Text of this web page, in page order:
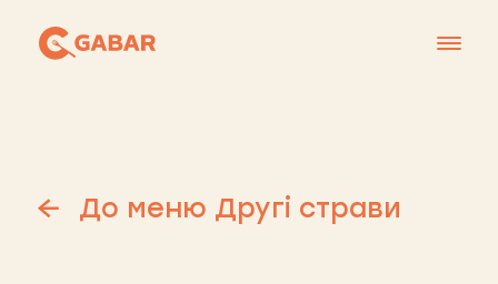
Франшиза
До меню Другі страви